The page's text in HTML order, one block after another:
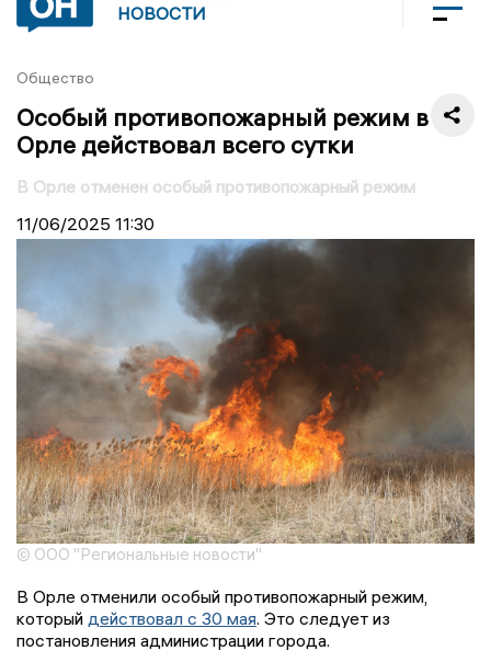
НОВОСТИ
Общество
Особый противопожарный режим в
Орле действовал всего сутки
В Орле отменен особый противопожарный режим
11/06/2025 11:30
© ООО "Региональные новости"
В Орле отменили особый противопожарный режим,
который действовал с 30 мая. Это следует из
постановления администрации города.